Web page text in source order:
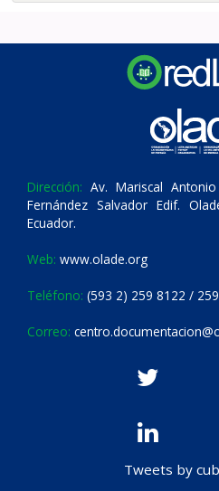
Dirección: Av. Mariscal
Fernández Salvador Edif.
Ecuador.
Web: www.olade.org
Teléfono: (593 2) 259 8122 /
Correo:
Tweets by